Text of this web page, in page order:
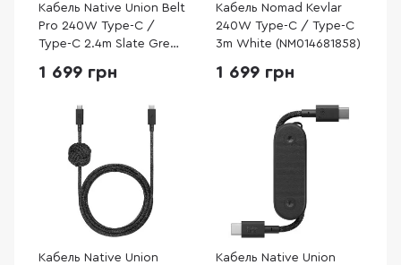
Кабель Native Union Belt
Pro 240W Type-C /
Type-C 2.4m Slate Green
1 699 грн
Кабель Nomad Kevlar
240W Type-C / Type-C
3m White (NM014681858)
1 699 грн
Кабель Native Union
Кабель Native Union